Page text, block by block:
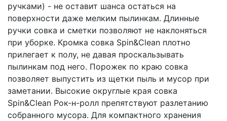
ручками) - не оставит шанса остаться на
поверхности даже мелким пылинкам. Длинные
ручки совка и сметки позволяют не наклоняться
при уборке. Кромка совка Spin&Clean плотно
прилегает к полу, не давая проскальзывать
пылинкам под него. Порожек по краю совка
позволяет выпустить из щетки пыль и мусор при
заметании. Высокие округлые края совка
Spin&Clean Рок-н-ролл препятствуют разлетанию
собранного мусора. Для компактного хранения